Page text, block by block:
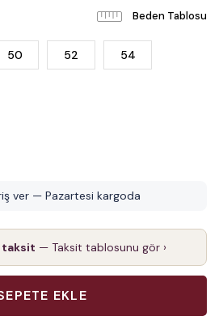
Beden Tablosu
50 52 54
ver — Pazartesi kargoda
taksit — Taksit tablosunu gör ›